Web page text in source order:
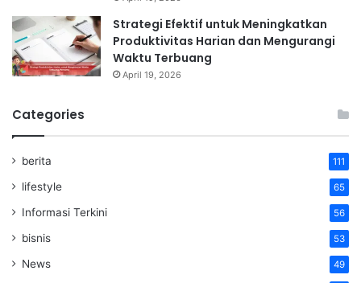
Strategi Efektif untuk Meningkatkan
Produktivitas Harian dan Mengurangi
Waktu Terbuang
April 19, 2026
Categories
berita 111
lifestyle 65
Informasi Terkini 56
bisnis 53
News 49